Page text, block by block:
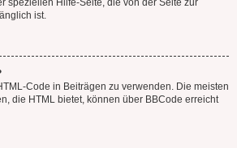
speziellen Hilfe-Seite, die von der Seite zur
ist.
Code in Beiträgen zu verwenden. Die meisten
die HTML bietet, können über BBCode erreicht